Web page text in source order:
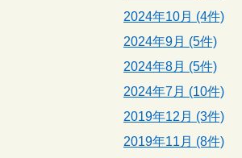
2024年10月 (4件)
2024年9月 (5件)
2024年8月 (5件)
2024年7月 (10件)
2019年12月 (3件)
2019年11月 (8件)